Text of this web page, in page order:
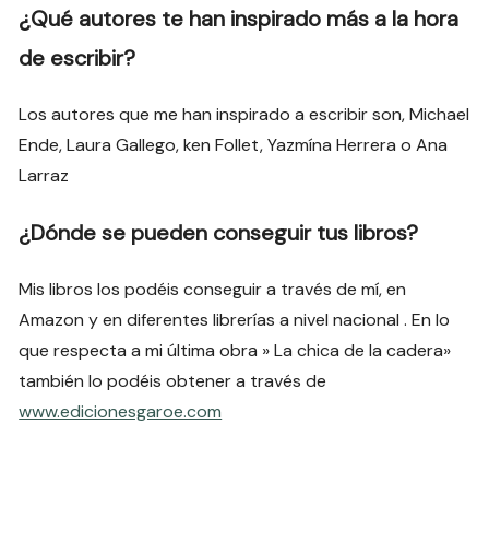
¿Qué autores te han inspirado más a la hora
de escribir?
Los autores que me han inspirado a escribir son, Michael
Ende, Laura Gallego, ken Follet, Yazmína Herrera o Ana
Larraz
¿Dónde se pueden conseguir tus libros?
Mis libros los podéis conseguir a través de mí, en
Amazon y en diferentes librerías a nivel nacional . En lo
que respecta a mi última obra » La chica de la cadera»
también lo podéis obtener a través de
www.edicionesgaroe.com